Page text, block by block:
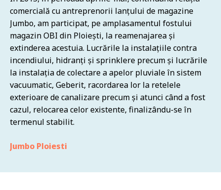
comercială cu antreprenorii lanțului de magazine
Jumbo, am participat, pe amplasamentul fostului
magazin OBI din Ploiești, la reamenajarea și
extinderea acestuia. Lucrările la instalațiile contra
incendiului, hidranți și sprinklere precum și lucrările
la instalația de colectare a apelor pluviale în sistem
vacuumatic, Geberit, racordarea lor la retelele
exterioare de canalizare precum și atunci când a fost
cazul, relocarea celor existente, finalizându-se în
termenul stabilit.
Jumbo Ploiesti
mai mari antreprenori de constructii din Romania (
enumerand obiective ca Floreasca Park, Green Gate,
Bucharest 1, Gara Herastrau – business office) in
luna decembrie a anului 2015, am finalizat intr-un
timp foarte scurt reamenajarea inslatatiilor HVAC de
la etajele 6 si 7 ale cladirii de birouri din strada
Brezoianu.
Bogart
Veranda Mall, la care Eckon CEI a realizat in perioada
februarie-mai 2016 retelele de canalizare din
parcarea subterana si din galeriile Carrefour.
Lungimea totala a conductelor instalate a fost de
aproximativ 2000 ml, montati in conditiile in care
intreaga structura a subsolului era realizata.
Veranda Mall